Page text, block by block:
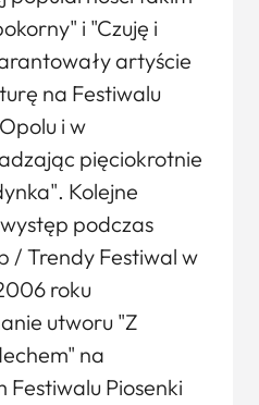
i "Czuję i
artyście
na Festiwalu
i w
pięciokrotnie
Kolejne
podczas
/ Trendy Festiwal w
roku
utworu "Z
na
Piosenki